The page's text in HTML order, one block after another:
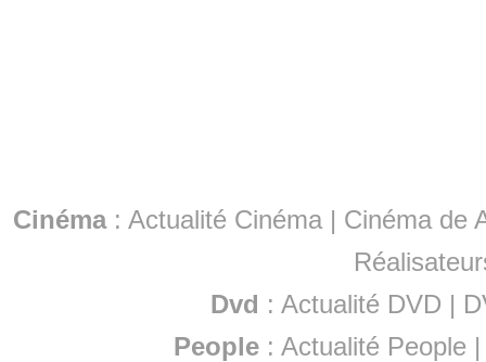
Cinéma: Actualité Cinéma | Cinéma de
Dvd : Actualité DVD |
People :Actualité People